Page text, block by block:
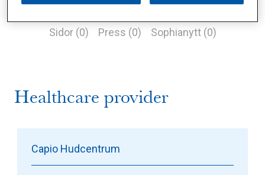
Alla (2) Vårdgivare (1) Specialister (0)
Sidor (0) Press (0) Sophianytt (0)
Healthcare provider
Capio Hudcentrum